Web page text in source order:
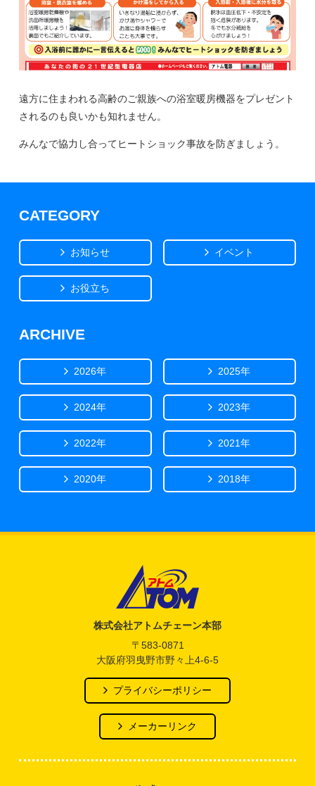
遠方に住まわれる高齢のご親族への浴室暖房機器をプレゼント
されるのも良いかも知れません。
みんなで協力し合ってヒートショック事故を防ぎましょう。
CATEGORY
お知らせ イベント
お役立ち
ARCHIVE
2026年 2025年
2024年 2023年
2022年 2021年
2020年 2018年
株式会社アトムチェーン本部
〒583-0871
大阪府羽曳野市野々上4-6-5
プライバシーポリシー
メーカーリンク